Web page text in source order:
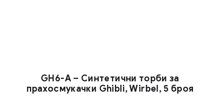
GH6-A – Синтетични торби за
прахосмукачки Ghibli, Wirbel, 5 броя